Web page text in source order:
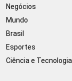
Negócios
Mundo
Brasil
Esportes
Ciência e Tecnologia